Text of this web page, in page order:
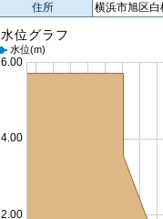
住所
横浜市旭区
水位グラフ
水位(m)